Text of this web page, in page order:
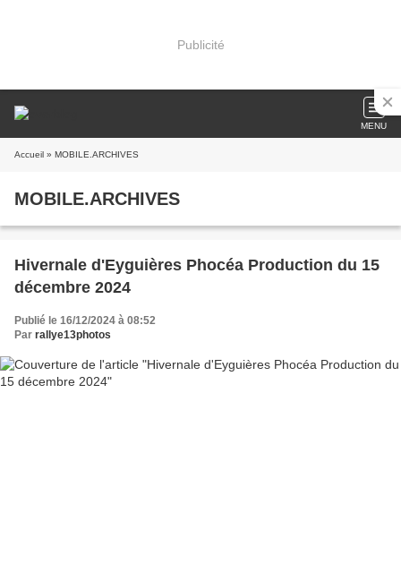
Publicité
MENU
Accueil » MOBILE.ARCHIVES
MOBILE.ARCHIVES
Hivernale d'Eyguières Phocéa Production du 15
décembre 2024
Publié le 16/12/2024 à 08:52
Par rallye13photos